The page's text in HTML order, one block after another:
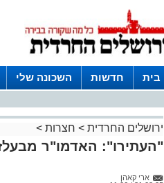
בית חדשות השכונה שלי
ירושלים החרדית > חצרות >
"העתירו": האדמו"ר
ארי קאהן